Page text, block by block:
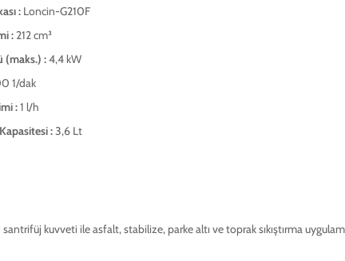
: Loncin-G210F
: 212 cm³
(maks.) :4,4 kW
1/dak
:1 l/h
:3,6 Lt
kuvveti ile asfalt, stabilize, parke altı ve toprak sıkıştırma